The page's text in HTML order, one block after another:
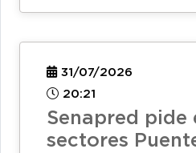
31/07/2026
20:21
Senapred pide
sectores